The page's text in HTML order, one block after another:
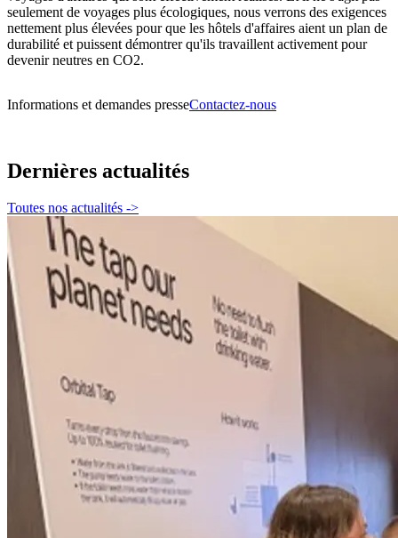
seulement de voyages plus écologiques, nous verrons des exigences
nettement plus élevées pour que les hôtels d'affaires aient un plan de
durabilité et puissent démontrer qu'ils travaillent activement pour
devenir neutres en CO2.
Informations et demandes presseContactez-nous
Dernières actualités
Toutes nos actualités ->